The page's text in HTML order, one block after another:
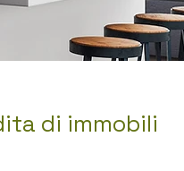
di immobili